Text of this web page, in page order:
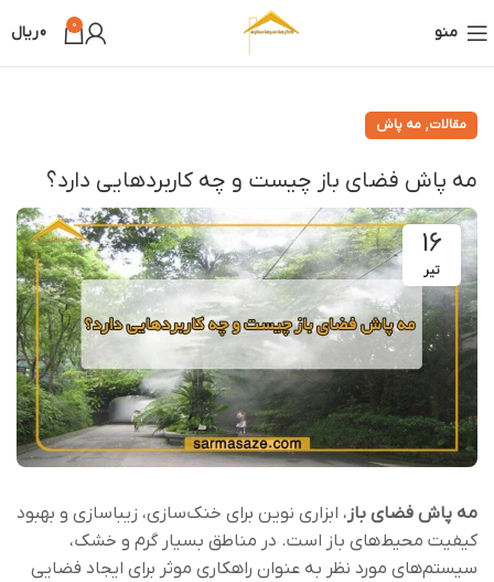
منو 0
0ریال
مقالات, مه پاش
مه پاش فضای باز چیست و چه کاربردهایی دارد؟
16
تیر
مه‌ پاش فضای باز ، ابزاری نوین برای خنک‌سازی، زیباسازی و بهبود
کیفیت محیط‌های باز است. در مناطق بسیار گرم و خشک،
سیستم‌های مورد نظر به عنوان راهکاری موثر برای ایجاد فضایی